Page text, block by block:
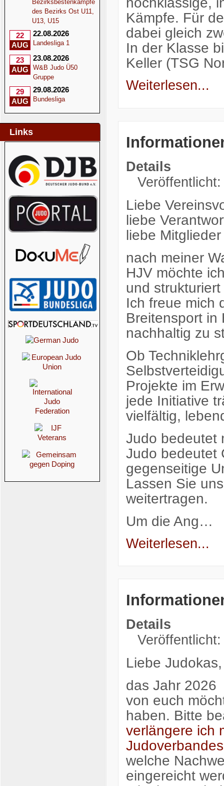
Bezirksbestenkämpfe
des Bezirks Ost U11,
U13, U15
22
AUG
22.08.2026
Landesliga 1
23
AUG
23.08.2026
W&B Judo Ü50
Gruppe
29
AUG
29.08.2026
Bundesliga
Links
Kämpfe. Für
dabei gleich
In der Klasse
Keller (TSG
Weiterlesen...
Details
Liebe
liebe
liebe
nach meiner
HJV möchte
und
Ich freue mich
Breitensport in
nachhaltig zu
Ob
Projekte im
jede Initiative
vielfältig,
Judo bedeutet
Judo bedeutet
gegenseitige
Lassen Sie
weitertragen.
Um die Ang…
Weiterlesen...
Details
Liebe Judokas,
das Jahr 2026
von euch
haben. Bitte
verlängere ich
welche
eingereicht